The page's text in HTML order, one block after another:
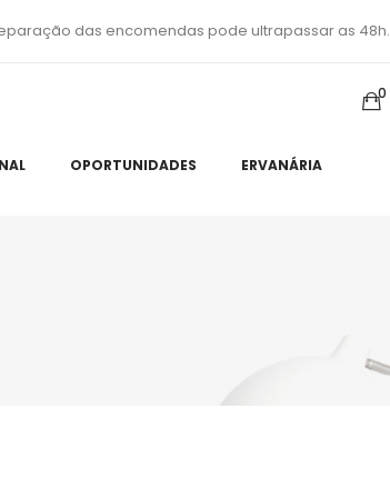
das encomendas pode ultrapassar as 48h.
0
OPORTUNIDADES ERVANÁRIA